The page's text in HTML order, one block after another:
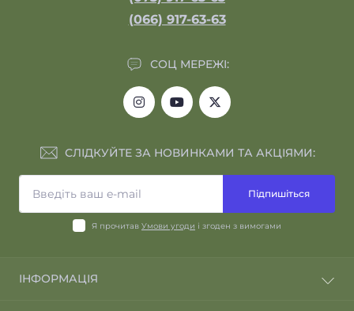
(066) 917-63-63
СОЦ МЕРЕЖІ:
СЛІДКУЙТЕ ЗА НОВИНКАМИ ТА АКЦІЯМИ:
Підпишіться
Я прочитав Умови угоди і згоден з вимогами
ІНФОРМАЦІЯ